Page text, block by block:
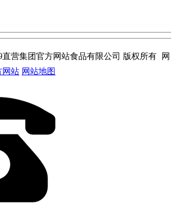
直营集团官方网站食品有限公司 版权所有 网
网站 网站地图